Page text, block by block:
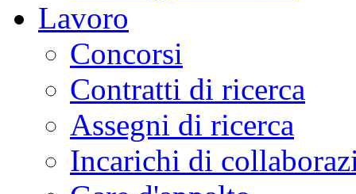
Lavoro
Concorsi
Contratti di ricerca
Assegni di ricerca
Incarichi di